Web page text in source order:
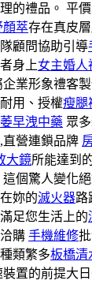
的禮品。 平
顏萃存在真皮
顧問協助引導
身上女主婚人
業形象禮客
用、授權瘦腿
早洩中藥 眾
直營連鎖品牌
大鏡所能達到
個驚人變化
妳的滅火器路
足您生活上的
購 手機維修
類繁多板橋清
裝置的前提大